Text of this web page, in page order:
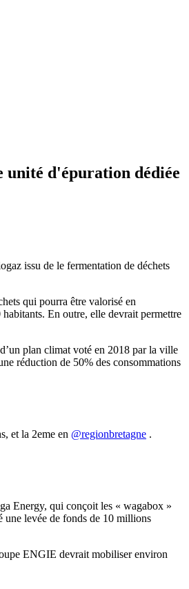
unité d'épuration dédiée
issu de le fermentation de déchets
qui pourra être valorisé en
En outre, elle devrait permettre
plan climat voté en 2018 par la ville
réduction de 50% des consommations
et la 2eme en @regionbretagne .
Energy, qui conçoit les « wagabox »
une levée de fonds de 10 millions
ENGIE devrait mobiliser environ